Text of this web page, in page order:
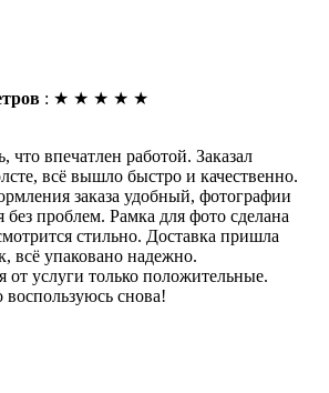
: ★ ★ ★ ★ ★
что впечатлен работой. Заказал
всё вышло быстро и качественно.
заказа удобный, фотографии
без проблем. Рамка для фото сделана
стильно. Доставка пришла
всё упаковано надежно.
от услуги только положительные.
воспользуюсь снова!